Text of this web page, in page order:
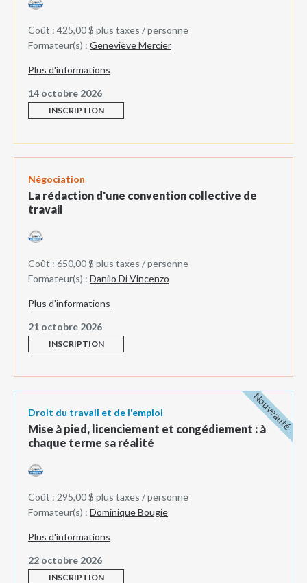
Coût : 425,00 $ plus taxes / personne
Formateur(s) : Geneviève Mercier
Plus d'informations
14 octobre 2026
INSCRIPTION
Négociation
La rédaction d'une convention collective de
travail
Coût : 650,00 $ plus taxes / personne
Formateur(s) : Danilo Di Vincenzo
Plus d'informations
21 octobre 2026
INSCRIPTION
Nouveauté
Droit du travail et de l'emploi
Mise à pied, licenciement et congédiement : à
chaque terme sa réalité
Coût : 295,00 $ plus taxes / personne
Formateur(s) : Dominique Bougie
Plus d'informations
22 octobre 2026
INSCRIPTION